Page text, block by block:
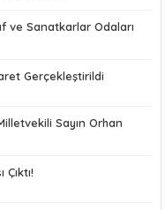
ve Sanatkarlar Odaları
Gerçekleştirildi
Sayın Orhan